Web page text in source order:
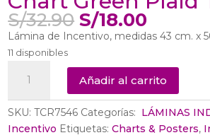
S/32.90 El
precio
era:
S/32.90.
S/18.00
precio
es:
S/18.00.
Lámina de Incentivo, medidas 43 cm. x
11 disponibles
Green
Plaid
TCR7546
cantidad
Añadir al carrito
SKU:TCR7546 Categorías: LÁMINAS
Incentivo Etiquetas:Charts & Posters,